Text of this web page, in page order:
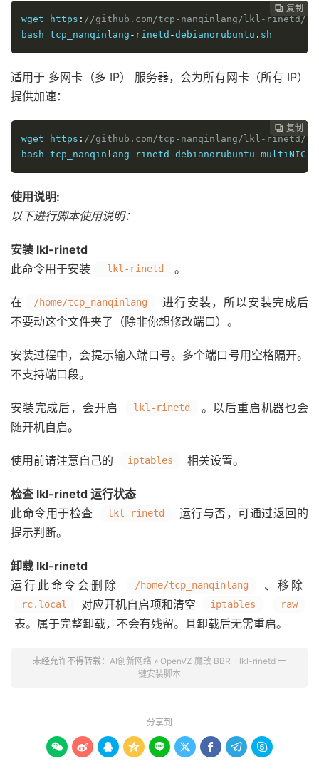
 复制
 复制
 复制
 复制
wget https : //github.com/tcp-nanqinlang/lkl-rinetd/
bash tcp_nanqinlang - rinetd -debianorubuntu . sh
适用于 多网卡（多 IP） 服务器，会为所有网卡（所有 IP）
提供加速：
 复制
 复制
 复制
wget https : //github.com/tcp-nanqinlang/lkl-rinetd/
bash tcp_nanqinlang - rinetd -debianorubuntu -multiNIC
使用说明:
以下进行脚本使用说明：
安装 lkl-rinetd
此命令用于安装
lkl-rinetd 。
在 /home/tcp_nanqinlang
进行安装，所以安装完成后
不要动这个文件夹了（除非你想修改端口）。
安装过程中，会提示输入端口号。多个端口号用空格隔开。
不支持端口段。
安装完成后，会开启 lkl-rinetd
。以后重启机器也会
随开机自启。
使用前请注意自己的 iptables 相关设置。
检查 lkl-rinetd 运行状态
此命令用于检查
lkl-rinetd
运行与否，可通过返回的
提示判断。
卸载 lkl-rinetd
运行此命令会删除
/home/tcp_nanqinlang 、移除
rc.local 对应开机自启项和清空 iptables raw
表。属于完整卸载，不会有残留。且卸载后无需重启。
未经允许不得转载： AI创新网络 » OpenVZ 魔改 BBR - lkl-rinetd 一
键安装脚本
分享到
        